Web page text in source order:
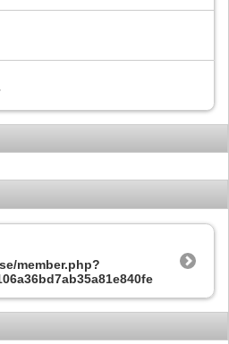
member.php?